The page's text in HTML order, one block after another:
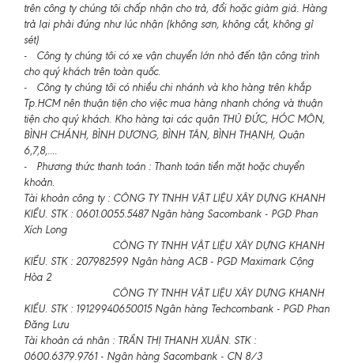
trên công ty chúng tôi chấp nhận cho trả, đổi hoặc giảm giá. Hàng
trả lại phải đúng như lúc nhận (không sơn, không cắt, không gỉ
sét)
- Công ty chúng tôi có xe vận chuyển lớn nhỏ đến tận công trình
cho quý khách trên toàn quốc.
- Công ty chúng tôi có nhiều chi nhánh và kho hàng trên khắp
Tp.HCM nên thuận tiện cho việc mua hàng nhanh chóng và thuận
tiện cho quý khách. Kho hàng tại các quận THỦ ĐỨC, HÓC MÔN,
BÌNH CHÁNH, BÌNH DƯƠNG, BÌNH TÂN, BÌNH THẠNH, Quận
6,7,8,....
- Phương thức thanh toán : Thanh toán tiền mặt hoặc chuyển
khoản.
Tài khoản công ty : CÔNG TY TNHH VẬT LIỆU XÂY DỰNG KHANH
KIỀU. STK : 0601.0055.5487 Ngân hàng Sacombank - PGD Phan
Xích Long
CÔNG TY TNHH VẬT LIỆU XÂY DỰNG KHANH
KIỀU. STK : 207982599 Ngân hàng ACB - PGD Maximark Cộng
Hòa 2
CÔNG TY TNHH VẬT LIỆU XÂY DỰNG KHANH
KIỀU. STK : 19129940650015 Ngân hàng Techcombank - PGD Phan
Đăng Lưu
Tài khoản cá nhân : TRẦN THỊ THANH XUÂN. STK :
0600.6379.9761 - Ngân hàng Sacombank - CN 8/3